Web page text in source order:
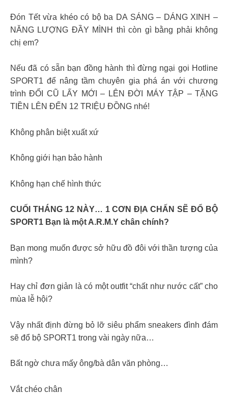
Đón Tết vừa khéo có bộ ba DA SÁNG – DÁNG XINH –
NĂNG LƯỢNG ĐẦY MÌNH thì còn gì bằng phải không
chị em?
Nếu đã có sẵn bạn đồng hành thì đừng ngại gọi Hotline
SPORT1 để nâng tầm chuyên gia phá án với chương
trình ĐỔI CŨ LẤY MỚI – LÊN ĐỜI MÁY TẬP – TẶNG
TIỀN LÊN ĐẾN 12 TRIỆU ĐỒNG nhé!
Không phân biệt xuất xứ
Không giới hạn bảo hành
Không hạn chế hình thức
CUỐI THÁNG 12 NÀY… 1 CƠN ĐỊA CHẤN SẼ ĐỔ BỘ
SPORT1 Bạn là một A.R.M.Y chân chính?
Bạn mong muốn được sở hữu đồ đôi với thần tượng của
mình?
Hay chỉ đơn giản là có một outfit “chất như nước cất” cho
mùa lễ hội?
Vậy nhất định đừng bỏ lỡ siêu phẩm sneakers đình đám
sẽ đổ bộ SPORT1 trong vài ngày nữa…
Bất ngờ chưa mấy ông/bà dân văn phòng…
Vắt chéo chân